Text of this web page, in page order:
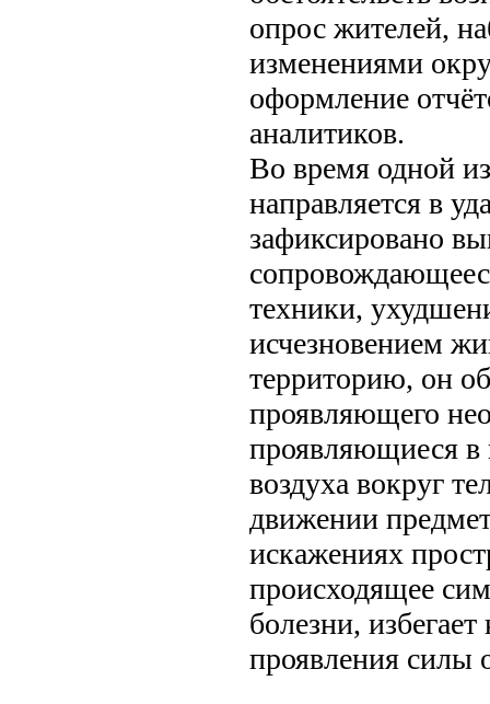
опрос жителей,
изменениями
оформление
аналитиков.
Во время одной
направляется в
зафиксировано
техники,
исчезновением
территорию, он
проявляющего
проявляющиеся в
воздуха вокруг
движении
искажениях
происходящее
болезни,
проявления